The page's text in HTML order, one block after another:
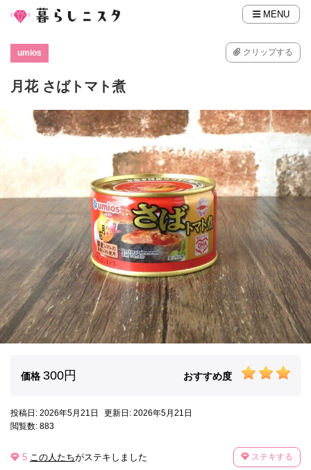
MENU
umios クリップする
月花 さばトマト煮
価格 300円 おすすめ度
投稿日: 2026年5月21日
更新日: 2026年5月21日
閲覧数: 883
5 この人たちがステキしました ステキする